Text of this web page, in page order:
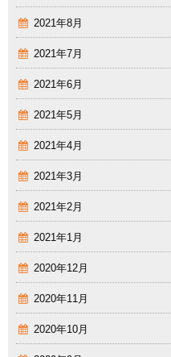
2021年8月
2021年7月
2021年6月
2021年5月
2021年4月
2021年3月
2021年2月
2021年1月
2020年12月
2020年11月
2020年10月